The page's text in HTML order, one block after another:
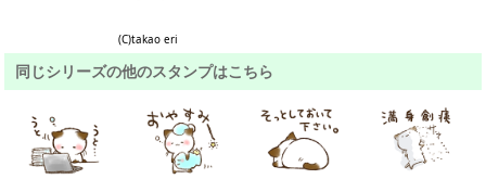
(C)takao eri
同じシリーズの他のスタンプはこちら